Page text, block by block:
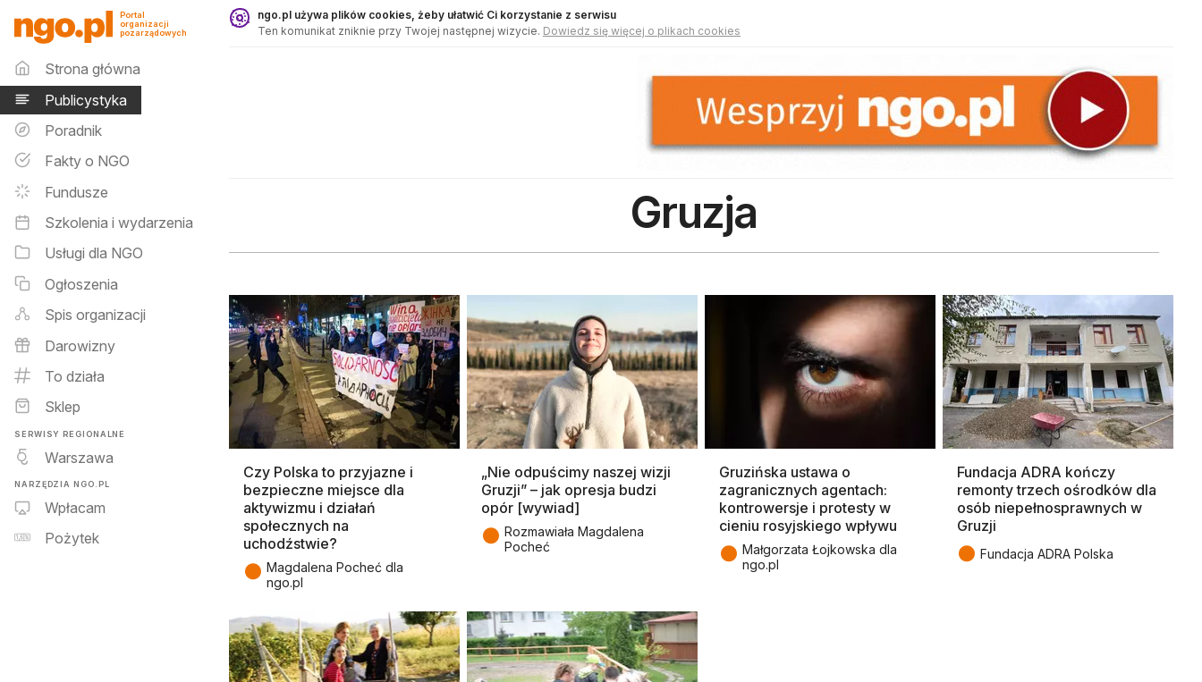
Publicystyka - ngo.pl
Portal
organizacji
pozarządowych
Menu główne
Strona główna
Publicystyka
Poradnik
Fakty o NGO
Fundusze
Szkolenia i wydarzenia
Usługi dla NGO
Ogłoszenia
Spis organizacji
Darowizny
To działa
Sklep
SERWISY REGIONALNE
Warszawa
NARZĘDZIA NGO.PL
Wpłacam
Pożytek
ngo.pl używa plików cookies, żeby ułatwić Ci korzystanie z serwisu
Ten komunikat zniknie przy Twojej następnej wizycie. Dowiedz się więcej o plikach cookies
Gruzja
Czy Polska to przyjazne i
bezpieczne miejsce dla
aktywizmu i działań
społecznych na
uchodźstwie?
● Magdalena Pocheć dla
ngo.pl
„Nie odpuścimy naszej wizji
Gruzji” – jak opresja budzi
opór [wywiad]
● Rozmawiała Magdalena
Pocheć
Gruzińska ustawa o
zagranicznych agentach:
kontrowersje i protesty w
cieniu rosyjskiego wpływu
● Małgorzata Łojkowska dla
ngo.pl
Fundacja ADRA kończy
remonty trzech ośrodków dla
osób niepełnosprawnych w
Gruzji
● Fundacja ADRA Polska